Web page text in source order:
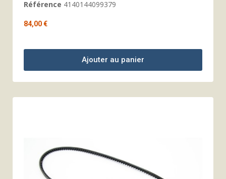
Référence 4140144099379
84,00 €
Ajouter au panier